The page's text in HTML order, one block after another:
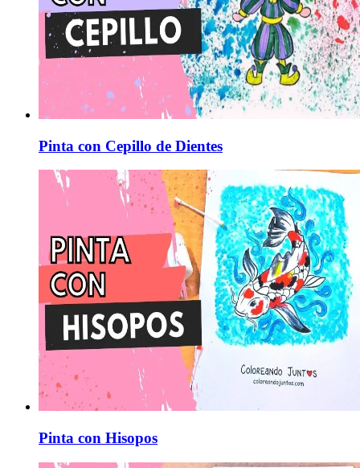
Pinta con Cepillo de Dientes
Pinta con Hisopos